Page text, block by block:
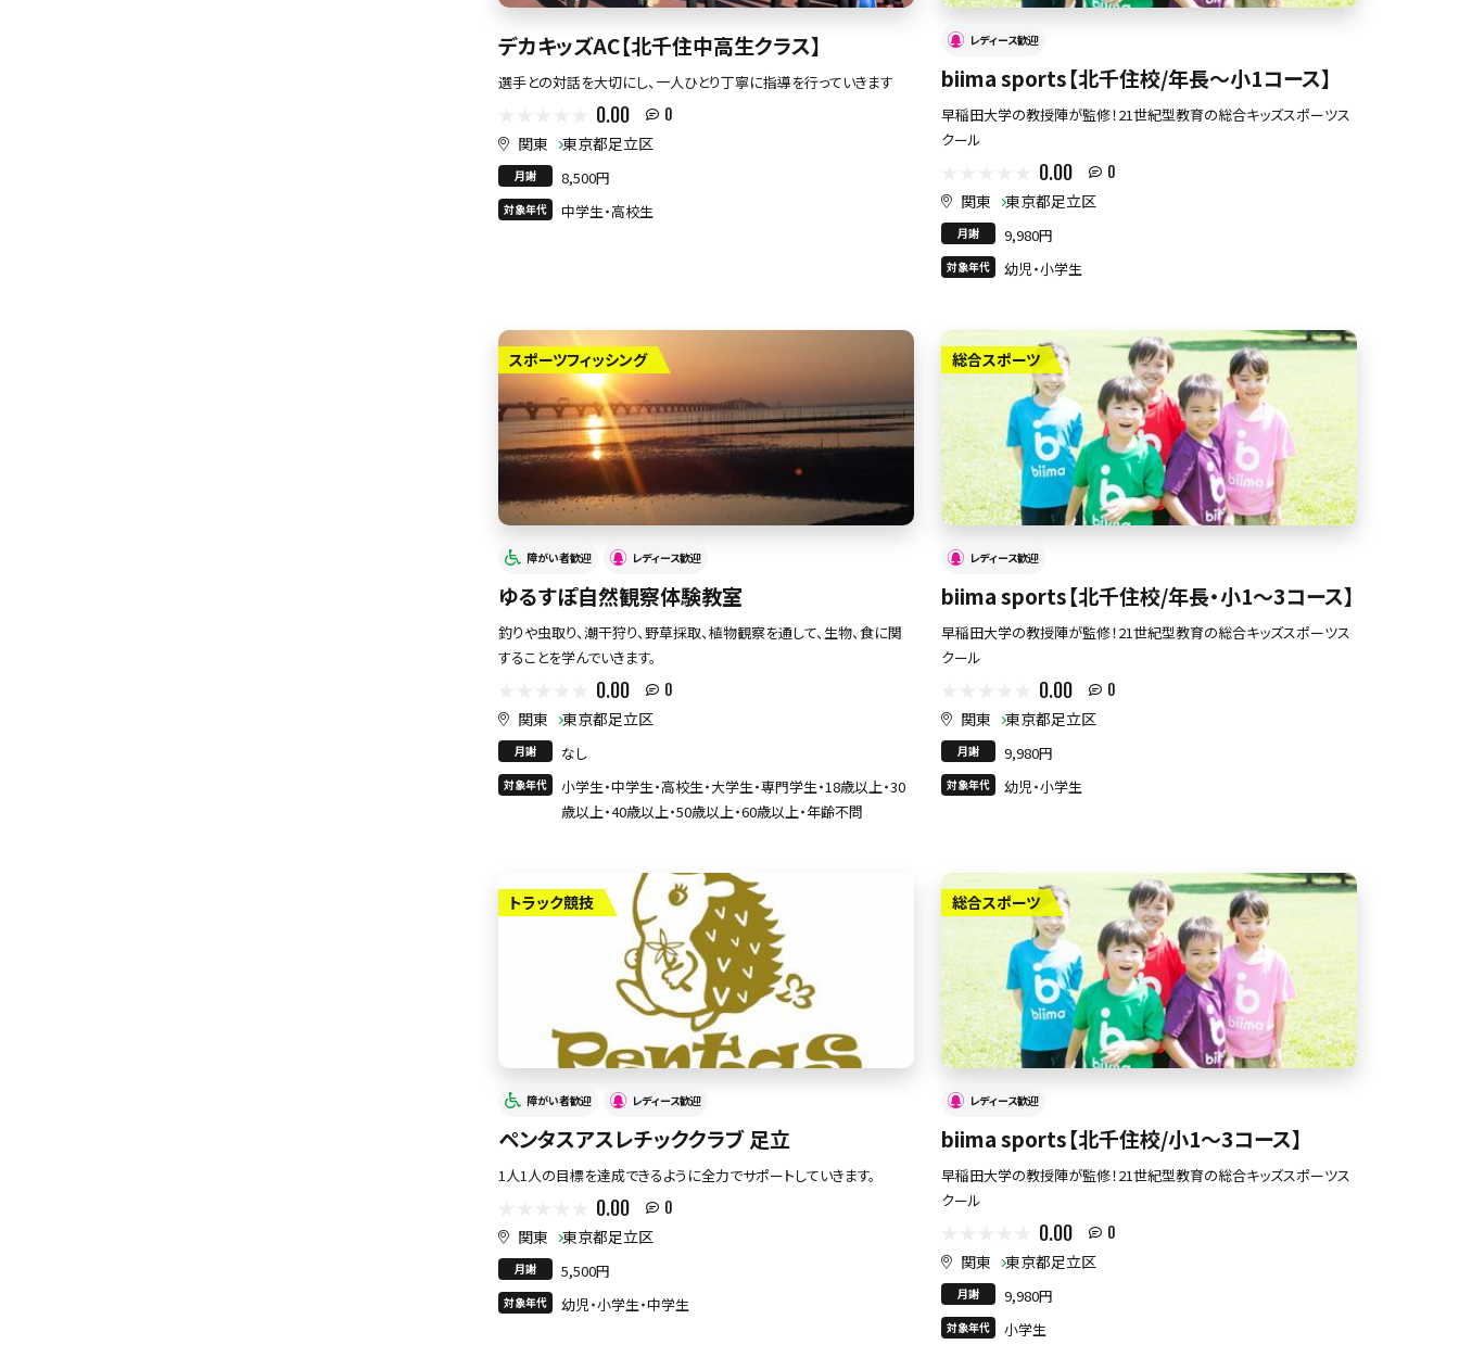
デカキッズAC【北千住中高生クラス】
選手との対話を大切にし、一人ひとり丁寧に指導を行っていきます
0.00 0
関東 東京都足立区
月謝 8,500円
対象年代 中学生・高校生
レディース歓迎
biima sports【北千住校/年長〜小1コース】
早稲田大学の教授陣が監修！21世紀型教育の総合キッズスポーツス
クール
0.00 0
関東 東京都足立区
月謝 9,980円
対象年代 幼児・小学生
スポーツフィッシング
障がい者歓迎 レディース歓迎
ゆるすぽ自然観察体験教室
釣りや虫取り、潮干狩り、野草採取、植物観察を通して、生物、食に関
することを学んでいきます。
0.00 0
関東 東京都足立区
月謝 なし
対象年代
小学生・中学生・高校生・大学生・専門学生・18歳以上・30
歳以上・40歳以上・50歳以上・60歳以上・年齢不問
総合スポーツ
レディース歓迎
biima sports【北千住校/年長・小1〜3コース】
早稲田大学の教授陣が監修！21世紀型教育の総合キッズスポーツス
クール
0.00 0
関東 東京都足立区
月謝 9,980円
対象年代 幼児・小学生
トラック競技
障がい者歓迎 レディース歓迎
ペンタスアスレチッククラブ 足立
1人1人の目標を達成できるように全力でサポートしていきます。
0.00 0
関東 東京都足立区
月謝 5,500円
対象年代 幼児・小学生・中学生
総合スポーツ
レディース歓迎
biima sports【北千住校/小1〜3コース】
早稲田大学の教授陣が監修！21世紀型教育の総合キッズスポーツス
クール
0.00 0
関東 東京都足立区
月謝 9,980円
対象年代 小学生